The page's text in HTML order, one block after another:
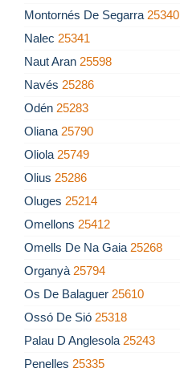
Montornés De Segarra 25340
Nalec 25341
Naut Aran 25598
Navés 25286
Odén 25283
Oliana 25790
Oliola 25749
Olius 25286
Oluges 25214
Omellons 25412
Omells De Na Gaia 25268
Organyà 25794
Os De Balaguer 25610
Ossó De Sió 25318
Palau D Anglesola 25243
Penelles 25335